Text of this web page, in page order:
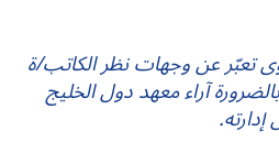
تعبّر عن وجهات نظر الكاتب/ة
آراء معهد دول الخليج